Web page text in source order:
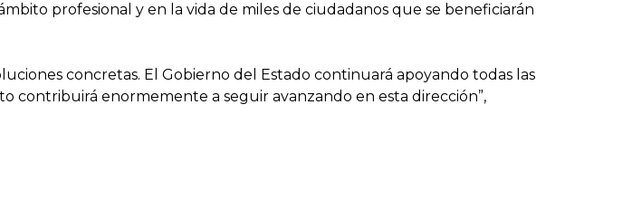
profesional y en la vida de miles de ciudadanos que se beneficiarán
concretas. El Gobierno del Estado continuará apoyando todas las
contribuirá enormemente a seguir avanzando en esta dirección”,